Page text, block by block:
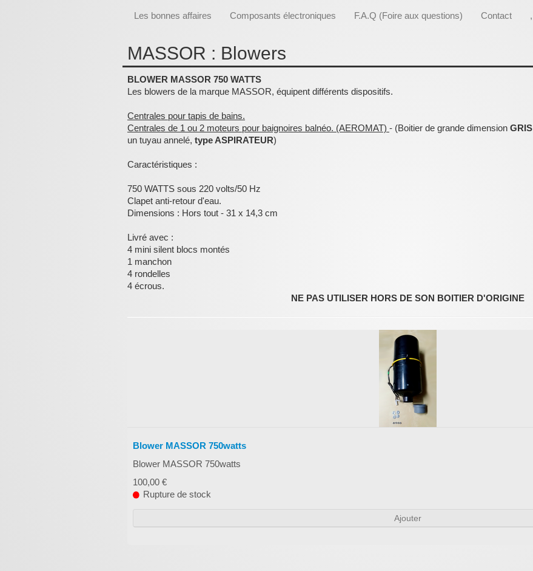
Les bonnes affaires Composants électroniques F.A.Q (Foire aux questions) Contact ,
MASSOR : Blowers
BLOWER MASSOR 750 WATTS
Les blowers de la marque MASSOR, équipent différents dispositifs.
Centrales pour tapis de bains.
Centrales de 1 ou 2 moteurs pour baignoires balnéo. (AEROMAT) - (Boitier de grande dimension GRIS
un tuyau annelé, type ASPIRATEUR)
Caractéristiques :
750 WATTS sous 220 volts/50 Hz
Clapet anti-retour d'eau.
Dimensions : Hors tout - 31 x 14,3 cm
Livré avec :
4 mini silent blocs montés
1 manchon
4 rondelles
4 écrous.
NE PAS UTILISER HORS DE SON BOITIER D'ORIGINE
Blower MASSOR 750watts
Blower MASSOR 750watts
100,00 €
Rupture de stock
Ajouter